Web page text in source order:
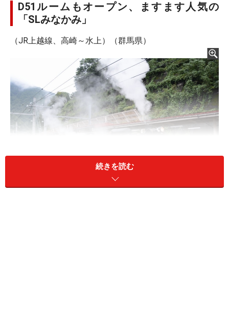
D51ルームもオープン、ますます人気の
「SLみなかみ」
（JR上越線、高崎～水上）（群馬県）
続きを読む